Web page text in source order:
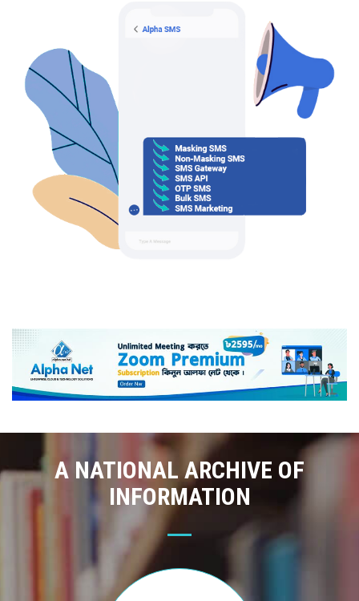
A NATIONAL ARCHIVE OF
INFORMATION